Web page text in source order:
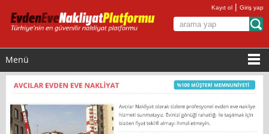
Kayıt ol |Giriş yap
Menü